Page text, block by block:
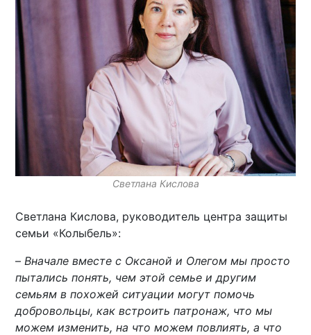
Светлана Кислова
Светлана Кислова, руководитель центра защиты
семьи «Колыбель»:
– Вначале вместе с Оксаной и Олегом мы просто
пытались понять, чем этой семье и другим
семьям в похожей ситуации могут помочь
добровольцы, как встроить патронаж, что мы
можем изменить, на что можем повлиять, а что